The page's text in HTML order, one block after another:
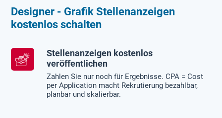
Designer - Grafik Stellenanzeigen
kostenlos schalten
Stellenanzeigen kostenlos
veröffentlichen
Zahlen Sie nur noch für Ergebnisse. CPA = Cost
per Application macht Rekrutierung bezahlbar,
planbar und skalierbar.